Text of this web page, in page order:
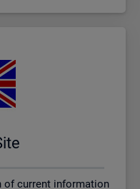
of current information